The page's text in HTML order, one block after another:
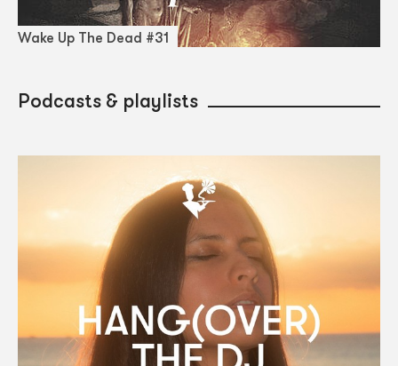
Wake Up The Dead #31
Podcasts & playlists